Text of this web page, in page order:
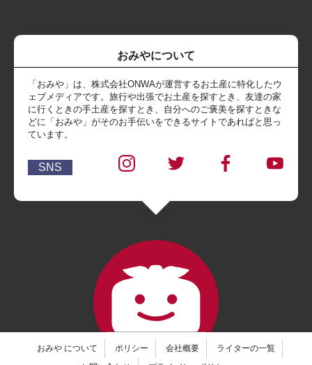
おみやについて
「おみや」は、株式会社ONWAが運営するお土産に特化したウ
ェブメディアです。旅行や出張でお土産を探すとき、友達の家
に行くときの手土産を探すとき、自分へのご褒美を探すときな
どに「おみや」がそのお手伝いをできるサイトであればと思っ
ています。
SNS
おみや について ポリシー 会社概要
ライターの一覧